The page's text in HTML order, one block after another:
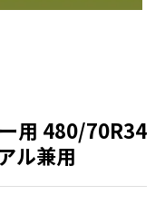
用 480/70R34
ル兼用